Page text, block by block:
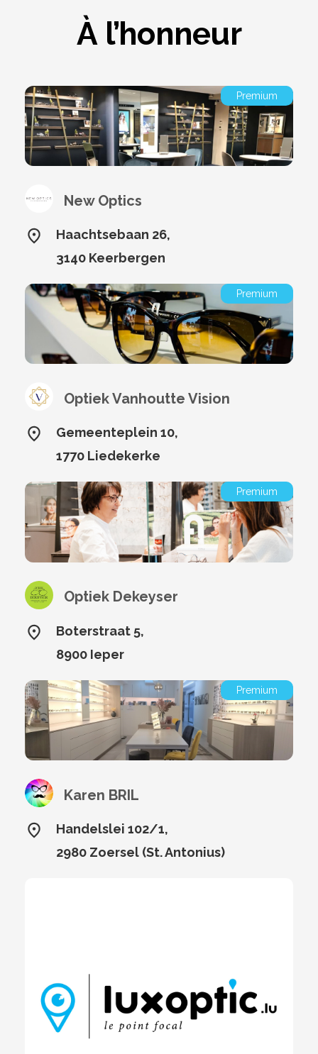
À l’honneur
Premium
New Optics
Haachtsebaan 26,
3140 Keerbergen
Premium
Optiek Vanhoutte Vision
Gemeenteplein 10,
1770 Liedekerke
Premium
Optiek Dekeyser
Boterstraat 5,
8900 Ieper
Premium
Karen BRIL
Handelslei 102/1,
2980 Zoersel (St. Antonius)